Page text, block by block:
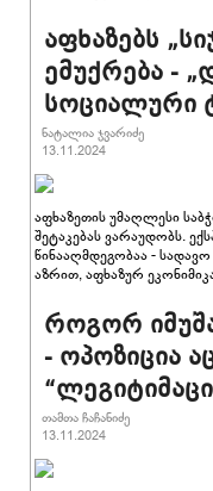
აფხაზებს
ემუქრება -
სოციალური
ნატალია ჯვარიძე
13.11.2024
აფხაზეთის უმაღლესი
შეტაკებას ვარაუდობს.
წინააღმდეგობაა -
აზრით, აფხაზურ
როგორ
- ოპოზიცია
თამთა ჩაჩანიძე
13.11.2024